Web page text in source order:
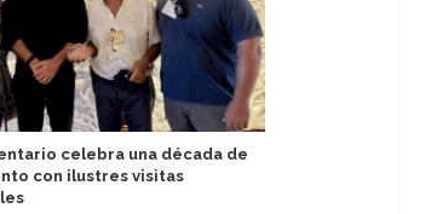
celebra una década de
con ilustres visitas